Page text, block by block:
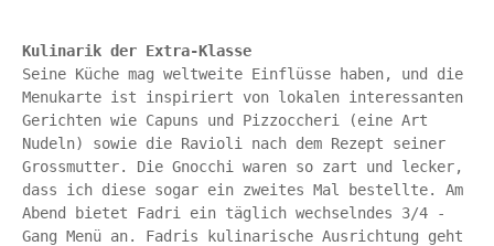
Kulinarik der Extra-Klasse
Seine Küche mag weltweite Einflüsse haben, und die
Menukarte ist inspiriert von lokalen interessanten
Gerichten wie Capuns und Pizzoccheri (eine Art
Nudeln) sowie die Ravioli nach dem Rezept seiner
Grossmutter. Die Gnocchi waren so zart und lecker,
dass ich diese sogar ein zweites Mal bestellte. Am
Abend bietet Fadri ein täglich wechselndes 3/4 -
Gang Menü an. Fadris kulinarische Ausrichtung geht